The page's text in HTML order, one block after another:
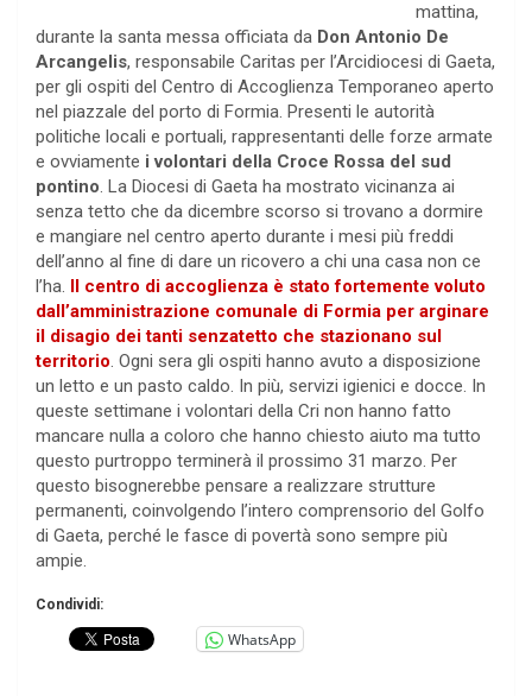
mattina,
durante la santa messa officiata da Don Antonio De
Arcangelis, responsabile Caritas per l’Arcidiocesi di Gaeta,
per gli ospiti del Centro di Accoglienza Temporaneo aperto
nel piazzale del porto di Formia. Presenti le autorità
politiche locali e portuali, rappresentanti delle forze armate
e ovviamente i volontari della Croce Rossa del sud
pontino. La Diocesi di Gaeta ha mostrato vicinanza ai
senza tetto che da dicembre scorso si trovano a dormire
e mangiare nel centro aperto durante i mesi più freddi
dell’anno al fine di dare un ricovero a chi una casa non ce
l’ha. Il centro di accoglienza è stato fortemente voluto
dall’amministrazione comunale di Formia per arginare
il disagio dei tanti senzatetto che stazionano sul
territorio. Ogni sera gli ospiti hanno avuto a disposizione
un letto e un pasto caldo. In più, servizi igienici e docce. In
queste settimane i volontari della Cri non hanno fatto
mancare nulla a coloro che hanno chiesto aiuto ma tutto
questo purtroppo terminerà il prossimo 31 marzo. Per
questo bisognerebbe pensare a realizzare strutture
permanenti, coinvolgendo l’intero comprensorio del Golfo
di Gaeta, perché le fasce di povertà sono sempre più
ampie.
Condividi:
WhatsApp